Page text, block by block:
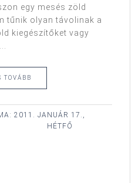
egy mesés zöld
tűnik olyan távolinak a
kiegészítőket vagy
TOVÁBB
2011. JANUÁR 17.,
HÉTFŐ